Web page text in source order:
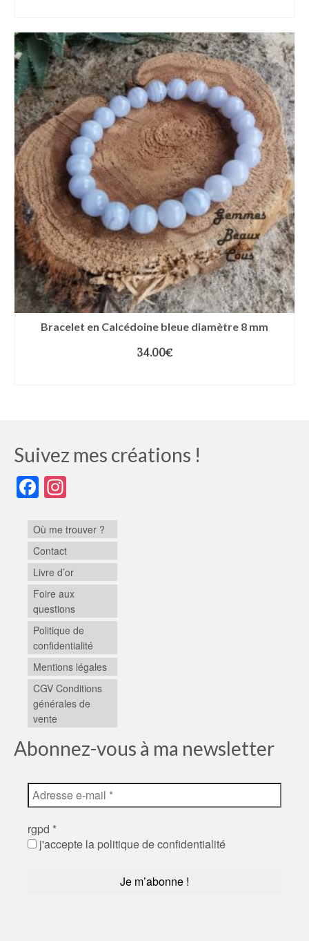
Bracelet en Calcédoine bleue diamètre 8 mm
34.00€
Suivez mes créations !
Facebook
Où me trouver ?
Contact
Livre d’or
Foire aux
questions
Politique de
confidentialité
Mentions légales
CGV Conditions
générales de
vente
Abonnez-vous à ma newsletter
rgpd *
j'accepte la politique de confidentialité